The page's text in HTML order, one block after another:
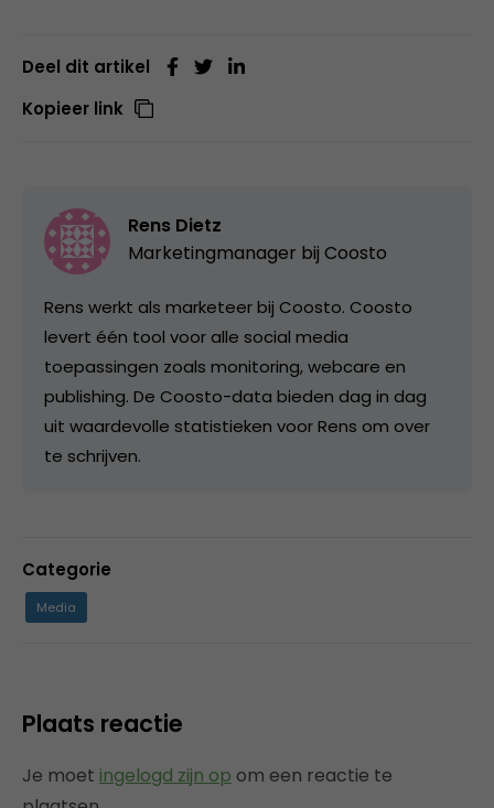
Deel dit artikel
Kopieer link
Rens Dietz
Marketingmanager bij Coosto
Rens werkt als marketeer bij Coosto. Coosto
levert één tool voor alle social media
toepassingen zoals monitoring, webcare en
publishing. De Coosto-data bieden dag in dag
uit waardevolle statistieken voor Rens om over
te schrijven.
Categorie
Media
Plaats reactie
Je moet ingelogd zijn op om een reactie te